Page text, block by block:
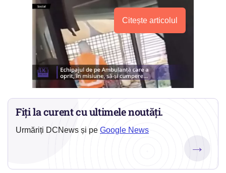
Citește articolul
Fiți la curent cu ultimele noutăți.
Urmăriți DCNews și pe Google News
→